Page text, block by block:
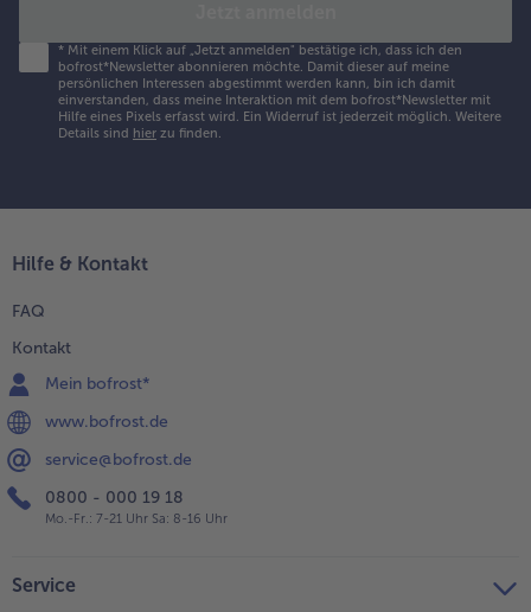
* Mit einem Klick auf „Jetzt anmelden" bestätige ich, dass ich den
bofrost*Newsletter abonnieren möchte. Damit dieser auf meine
persönlichen Interessen abgestimmt werden kann, bin ich damit
einverstanden, dass meine Interaktion mit dem bofrost*Newsletter mit
Hilfe eines Pixels erfasst wird. Ein Widerruf ist jederzeit möglich. Weitere
Details sind hier zu finden.
Hilfe & Kontakt
FAQ
Kontakt
Mein bofrost*
www.bofrost.de
service@bofrost.de
0800 - 000 19 18
Mo.-Fr.: 7-21 Uhr Sa: 8-16 Uhr
Service